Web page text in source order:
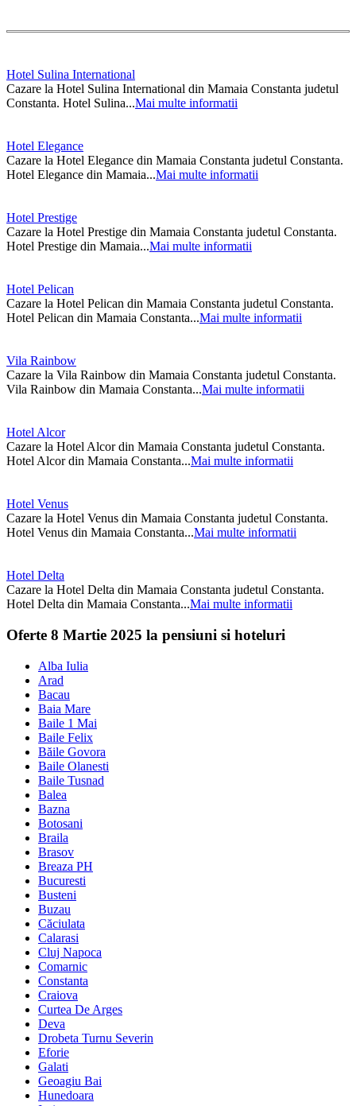
Hotel Sulina International
Cazare la Hotel Sulina International din Mamaia Constanta judetul
Constanta. Hotel Sulina...Mai multe informatii
Hotel Elegance
Cazare la Hotel Elegance din Mamaia Constanta judetul Constanta.
Hotel Elegance din Mamaia...Mai multe informatii
Hotel Prestige
Cazare la Hotel Prestige din Mamaia Constanta judetul Constanta.
Hotel Prestige din Mamaia...Mai multe informatii
Hotel Pelican
Cazare la Hotel Pelican din Mamaia Constanta judetul Constanta.
Hotel Pelican din Mamaia Constanta...Mai multe informatii
Vila Rainbow
Cazare la Vila Rainbow din Mamaia Constanta judetul Constanta.
Vila Rainbow din Mamaia Constanta...Mai multe informatii
Hotel Alcor
Cazare la Hotel Alcor din Mamaia Constanta judetul Constanta.
Hotel Alcor din Mamaia Constanta...Mai multe informatii
Hotel Venus
Cazare la Hotel Venus din Mamaia Constanta judetul Constanta.
Hotel Venus din Mamaia Constanta...Mai multe informatii
Hotel Delta
Cazare la Hotel Delta din Mamaia Constanta judetul Constanta.
Hotel Delta din Mamaia Constanta...Mai multe informatii
Oferte 8 Martie 2025 la pensiuni si hoteluri
Alba Iulia
Arad
Bacau
Baia Mare
Baile 1 Mai
Baile Felix
Băile Govora
Baile Olanesti
Baile Tusnad
Balea
Bazna
Botosani
Braila
Brasov
Breaza PH
Bucuresti
Busteni
Buzau
Căciulata
Calarasi
Cluj Napoca
Comarnic
Constanta
Craiova
Curtea De Arges
Deva
Drobeta Turnu Severin
Eforie
Galati
Geoagiu Bai
Hunedoara